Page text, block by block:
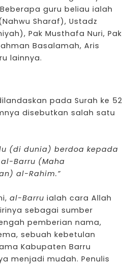
guru beliau ialah
Sharaf), Ustadz
Pak Musthafa Nuri, Pak
Basalamah, Aris
lainnya.
pada Surah ke 52
disebutkan salah satu
(di dunia) berdoa kepada
Barru (Maha
al-Rahim.”
al-Barru ialah cara Allah
sebagai sumber
pemberian nama,
sebuah kebetulan
Kabupaten Barru
menjadi mudah. Penulis